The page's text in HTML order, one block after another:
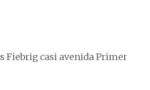
Fiebrig casi avenida Primer